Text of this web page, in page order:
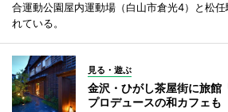
合運動公園屋内運動場（白山市倉光4）と松
れている。
見る・遊ぶ
金沢・ひがし茶屋街に旅
プロデュースの和カフェも